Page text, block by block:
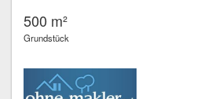
500 m²
Grundstück